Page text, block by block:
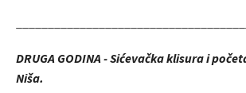
DRUGA GODINA - Sićevačka klisura i
Niša.